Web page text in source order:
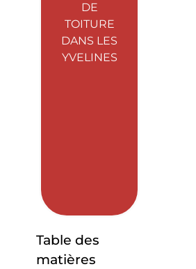
DE
TOITURE
DANS LES
YVELINES
Table des
matières